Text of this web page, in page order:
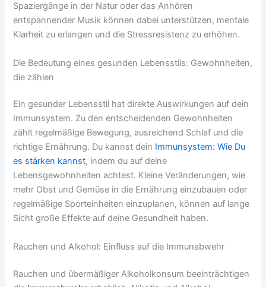
Spaziergänge in der Natur oder das Anhören
entspannender Musik können dabei unterstützen, mentale
Klarheit zu erlangen und die Stressresistenz zu erhöhen.
Die Bedeutung eines gesunden Lebensstils: Gewohnheiten,
die zählen
Ein gesunder Lebensstil hat direkte Auswirkungen auf dein
Immunsystem. Zu den entscheidenden Gewohnheiten
zählt regelmäßige Bewegung, ausreichend Schlaf und die
richtige Ernährung. Du kannst dein Immunsystem: Wie Du
es stärken kannst, indem du auf deine
Lebensgewohnheiten achtest. Kleine Veränderungen, wie
mehr Obst und Gemüse in die Ernährung einzubauen oder
regelmäßige Sporteinheiten einzuplanen, können auf lange
Sicht große Effekte auf deine Gesundheit haben.
Rauchen und Alkohol: Einfluss auf die Immunabwehr
Rauchen und übermäßiger Alkoholkonsum beeinträchtigen